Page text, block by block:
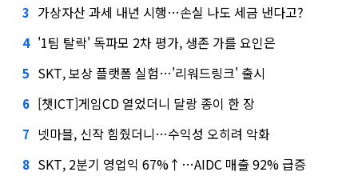
3 가상자산 과세 내년 시행…손실 나도 세금 낸다고?
4 '1팀 탈락' 독파모 2차 평가, 생존 가를 요인은
5 SKT, 보상 플랫폼 실험…'리워드링크' 출시
6 [챗ICT]게임CD 열었더니 달랑 종이 한 장
7 넷마블, 신작 힘줬더니…수익성 오히려 악화
8 SKT, 2분기 영업익 67%↑…AIDC 매출 92% 급증